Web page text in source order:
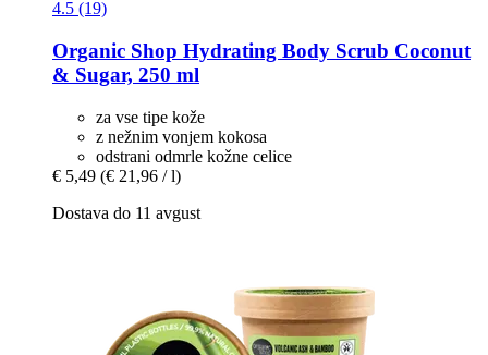
4.5 (19)
Organic Shop Hydrating Body Scrub Coconut
& Sugar, 250 ml
za vse tipe kože
z nežnim vonjem kokosa
odstrani odmrle kožne celice
€ 5,49 (€ 21,96 / l)
Dostava do 11 avgust